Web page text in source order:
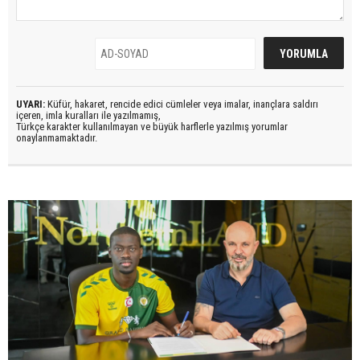
UYARI: Küfür, hakaret, rencide edici cümleler veya imalar, inançlara saldırı
içeren, imla kuralları ile yazılmamış,
Türkçe karakter kullanılmayan ve büyük harflerle yazılmış yorumlar
onaylanmamaktadır.